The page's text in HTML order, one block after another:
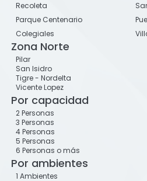
Recoleta
Parque Centenario
Colegiales
Zona Norte
Pilar
San Isidro
Tigre - Nordelta
Vicente Lopez
Por capacidad
2 Personas
3 Personas
4 Personas
5 Personas
6 Personas o más
Por ambientes
1 Ambientes